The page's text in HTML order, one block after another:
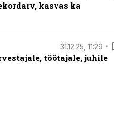
kasvas ka
31.12.25, 11:29
töötajale, juhile